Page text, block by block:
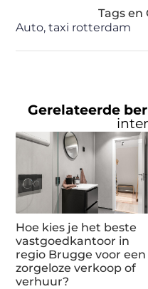
Tags en
Auto,taxi rotterdam
Gerelateerde
Hoe kies je het beste
vastgoedkantoor in
regio Brugge voor een
zorgeloze verkoop of
verhuur?